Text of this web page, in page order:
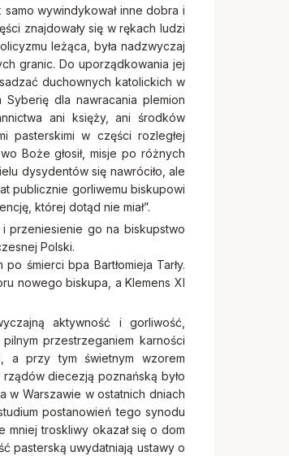
wywindykował inne dobra i
znajdowały się w rękach ludzi
leżąca, była nadzwyczaj
granic. Do uporządkowania jej
duchownych katolickich w
dla nawracania plemion
ani księży, ani środków
pasterskimi w części rozległej
Boże głosił, misje po różnych
dysydentów się nawróciło, ale
publicznie gorliwemu biskupowi
której dotąd nie miał”.
przeniesienie go na biskupstwo
Polski.
śmierci bpa Bartłomieja Tarły.
nowego biskupa, a Klemens XI
aktywność i gorliwość,
przestrzeganiem karności
a przy tym świetnym wzorem
rządów diecezją poznańską było
w Warszawie w ostatnich dniach
postanowień tego synodu
mniej troskliwy okazał się o dom
pasterską uwydatniają ustawy o